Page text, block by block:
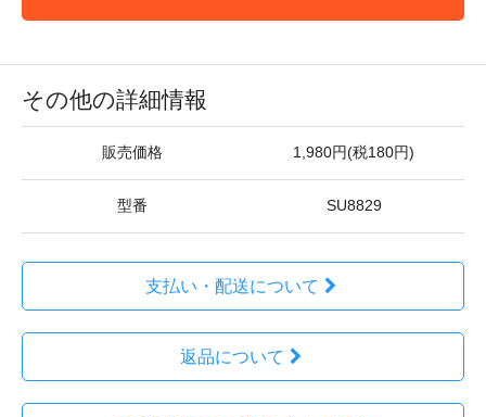
その他の詳細情報
販売価格 1,980円(税180円)
型番 SU8829
支払い・配送について
返品について